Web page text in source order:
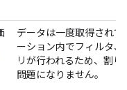
データは一度取得され
ーション内でフィルタ
リが行われるため、割
問題になりません。